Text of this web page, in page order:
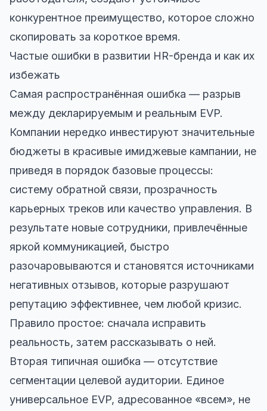
конкурентное преимущество, которое сложно
скопировать за короткое время.
Частые ошибки в развитии HR-бренда и как их
избежать
Самая распространённая ошибка — разрыв
между декларируемым и реальным EVP.
Компании нередко инвестируют значительные
бюджеты в красивые имиджевые кампании, не
приведя в порядок базовые процессы:
систему обратной связи, прозрачность
карьерных треков или качество управления. В
результате новые сотрудники, привлечённые
яркой коммуникацией, быстро
разочаровываются и становятся источниками
негативных отзывов, которые разрушают
репутацию эффективнее, чем любой кризис.
Правило простое: сначала исправить
реальность, затем рассказывать о ней.
Вторая типичная ошибка — отсутствие
сегментации целевой аудитории. Единое
универсальное EVP, адресованное «всем», не